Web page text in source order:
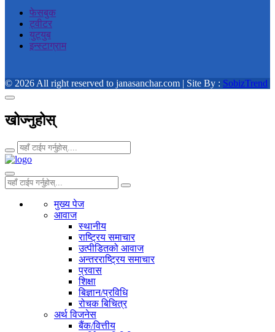
फेसबुक
ट्वीटर
युट्युब
इन्स्टाग्राम
© 2026 All right reserved to janasanchar.com | Site By : SobizTrend
खोज्नुहोस्
मुख्य पेज
आवाज
स्थानीय
राष्ट्रिय समाचार
उत्पीडितको आवाज
अन्तरराष्ट्रिय समाचार
प्रवास
शिक्षा
बिज्ञान/प्रविधि
रोचक बिचित्र
अर्थ विजनेस
बैंक/वित्तीय